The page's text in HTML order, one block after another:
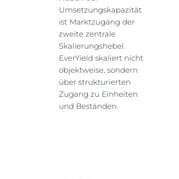
Umsetzungskapazität
ist Marktzugang der
zweite zentrale
Skalierungshebel.
EverYield skaliert nicht
objektweise, sondern
über strukturierten
Zugang zu Einheiten
und Beständen.